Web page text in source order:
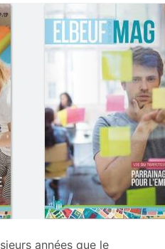
années que le